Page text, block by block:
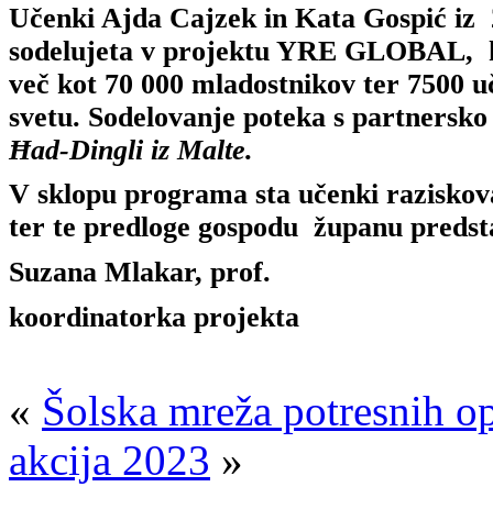
Učenki Ajda Cajzek in Kata Gospić iz
sodelujeta v projektu YRE GLOBAL,
več kot 70 000 mladostnikov ter 7500
svetu. Sodelovanje poteka s
Ħad-Dingli iz Malte.
V sklopu programa sta učenki
ter te predloge gospodu županu
Suzana Mlakar, prof.
koordinatorka projekta
« Šolska mreža potresnih
akcija 2023 »